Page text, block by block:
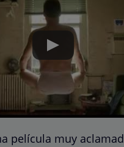
película muy